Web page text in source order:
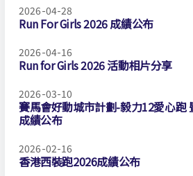
2026-04-28
Run For Girls 2026 成績公布
2026-04-16
Run for Girls 2026 活動相片分享
2026-03-10
賽馬會好動城市計劃-毅力12愛心跑
成績公布
2026-02-16
香港西裝跑2026成績公布